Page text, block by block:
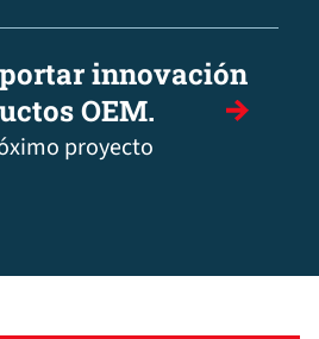
innovación
OEM.
proyecto